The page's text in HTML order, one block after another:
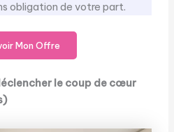
obligation de votre part.
Mon Offre
le coup de cœur